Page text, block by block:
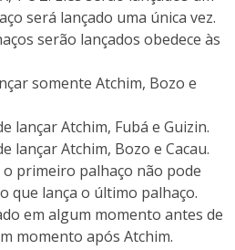
será lançado uma única vez.
serão lançados obedece às
somente Atchim, Bozo e
lançar Atchim, Fubá e Guizin.
lançar Atchim, Bozo e Cacau.
o primeiro palhaço não pode
que lança o último palhaço.
em algum momento antes de
momento após Atchim.